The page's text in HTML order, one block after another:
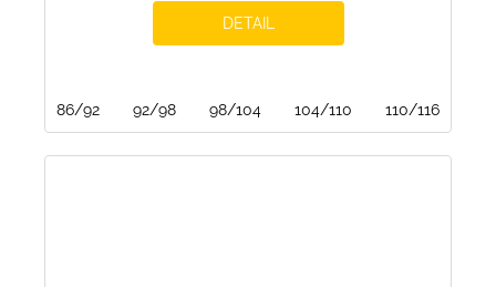
DETAIL
86/92 92/98 98/104 104/110 110/116